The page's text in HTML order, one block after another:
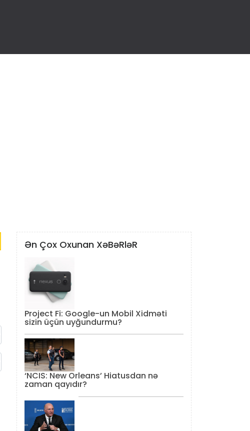
Ən Çox Oxunan XəBəRləR
Project Fi: Google-un Mobil Xidməti
sizin üçün uyğundurmu?
‘NCIS: New Orleans’ Hiatusdan nə
zaman qayıdır?